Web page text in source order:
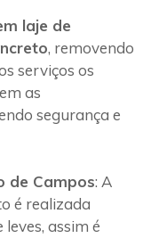
laje de
, removendo
serviços os
as
segurança e
de Campos: A
é realizada
assim é